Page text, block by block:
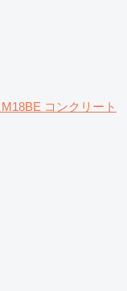
コンクリート